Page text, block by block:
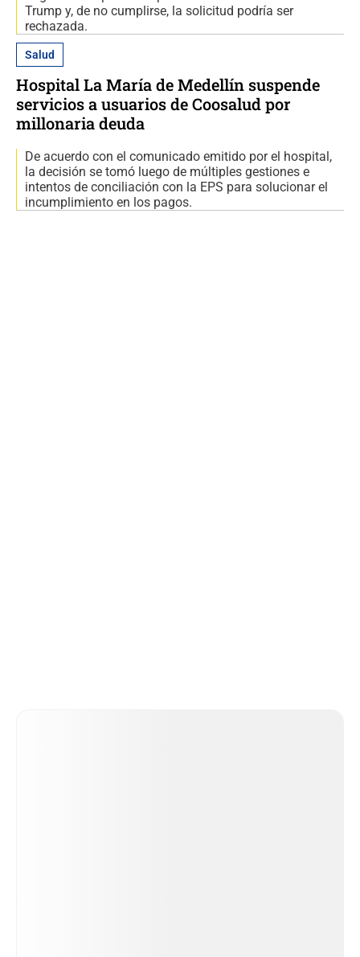
Trump y, de no cumplirse, la solicitud podría ser
rechazada.
Salud
Hospital La María de Medellín suspende
servicios a usuarios de Coosalud por
millonaria deuda
De acuerdo con el comunicado emitido por el hospital,
la decisión se tomó luego de múltiples gestiones e
intentos de conciliación con la EPS para solucionar el
incumplimiento en los pagos.